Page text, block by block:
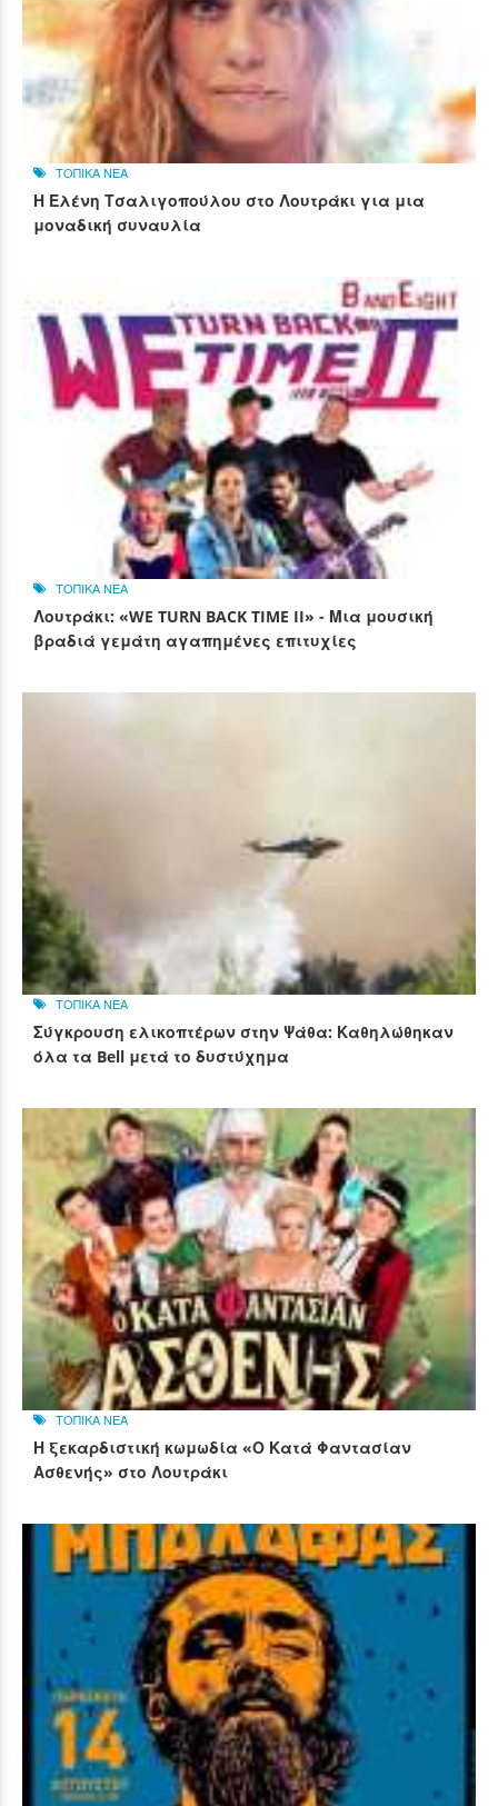
ΤΟΠΙΚΑ ΝΕΑ
Η Ελένη Τσαλιγοπούλου στο Λουτράκι για μια
μοναδική συναυλία
ΤΟΠΙΚΑ ΝΕΑ
Λουτράκι: «WE TURN BACK TIME II» - Μια μουσική
βραδιά γεμάτη αγαπημένες επιτυχίες
ΤΟΠΙΚΑ ΝΕΑ
Σύγκρουση ελικοπτέρων στην Ψάθα: Καθηλώθηκαν
όλα τα Bell μετά το δυστύχημα
ΤΟΠΙΚΑ ΝΕΑ
Η ξεκαρδιστική κωμωδία «Ο Κατά Φαντασίαν
Ασθενής» στο Λουτράκι